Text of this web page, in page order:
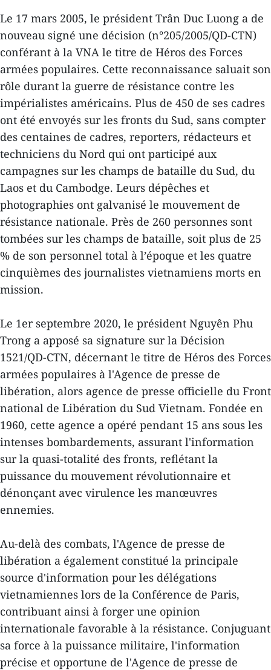
Le 17 mars 2005, le président Trân Duc Luong a de
nouveau signé une décision (n°205/2005/QD-CTN)
conférant à la VNA le titre de Héros des Forces
armées populaires. Cette reconnaissance saluait son
rôle durant la guerre de résistance contre les
impérialistes américains. Plus de 450 de ses cadres
ont été envoyés sur les fronts du Sud, sans compter
des centaines de cadres, reporters, rédacteurs et
techniciens du Nord qui ont participé aux
campagnes sur les champs de bataille du Sud, du
Laos et du Cambodge. Leurs dépêches et
photographies ont galvanisé le mouvement de
résistance nationale. Près de 260 personnes sont
tombées sur les champs de bataille, soit plus de 25
% de son personnel total à l’époque et les quatre
cinquièmes des journalistes vietnamiens morts en
mission.
Le 1er septembre 2020, le président Nguyên Phu
Trong a apposé sa signature sur la Décision
1521/QD-CTN, décernant le titre de Héros des Forces
armées populaires à l'Agence de presse de
libération, alors agence de presse officielle du Front
national de Libération du Sud Vietnam. Fondée en
1960, cette agence a opéré pendant 15 ans sous les
intenses bombardements, assurant l'information
sur la quasi-totalité des fronts, reflétant la
puissance du mouvement révolutionnaire et
dénonçant avec virulence les manœuvres
ennemies.
Au-delà des combats, l'Agence de presse de
libération a également constitué la principale
source d'information pour les délégations
vietnamiennes lors de la Conférence de Paris,
contribuant ainsi à forger une opinion
internationale favorable à la résistance. Conjuguant
sa force à la puissance militaire, l'information
précise et opportune de l'Agence de presse de